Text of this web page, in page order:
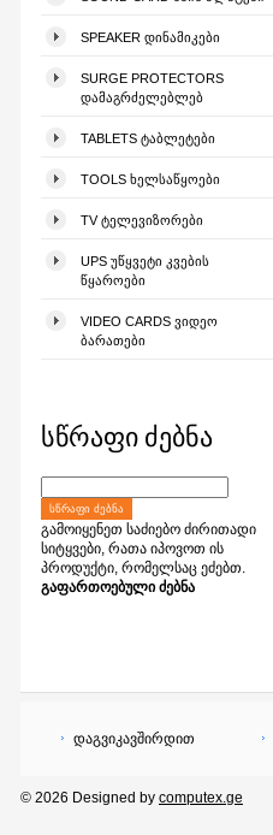
SPEAKER ᲓᲘᲜᲐᲛᲘᲙᲔᲑᲘ
SURGE PROTECTORS
ᲓᲐᲛᲐᲒᲠᲫᲔᲚᲔᲑᲚᲔᲑ
TABLETS ᲢᲐᲑᲚᲔᲢᲔᲑᲘ
TOOLS ᲮᲔᲚᲡᲐᲬᲧᲝᲔᲑᲘ
TV ᲢᲔᲚᲔᲕᲘᲖᲝᲠᲔᲑᲘ
UPS ᲣᲬᲧᲕᲔᲢᲘ ᲙᲕᲔᲑᲘᲡ
ᲬᲧᲐᲠᲝᲔᲑᲘ
VIDEO CARDS ᲕᲘᲓᲔᲝ
ᲑᲐᲠᲐᲗᲔᲑᲘ
სწრაფი ძებნა
ᲡᲬᲠᲐᲤᲘ ᲫᲔᲑᲜᲐ
გამოიყენეთ საძიებო ძირითადი
სიტყვები, რათა იპოვოთ ის
პროდუქტი, რომელსაც ეძებთ.
გაფართოებული ძებნა
დაგვიკავშირდით
© 2026 Designed by computex.ge